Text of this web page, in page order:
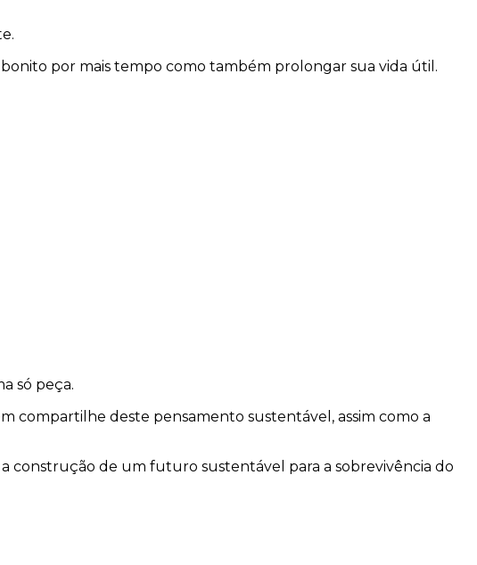
por mais tempo como também prolongar sua vida útil.
só peça.
compartilhe deste pensamento sustentável, assim como a
construção de um futuro sustentável para a sobrevivência do